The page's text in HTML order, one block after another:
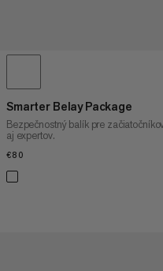
Smarter Belay Package
Bezpečnostný balík pre
aj expertov.
€80